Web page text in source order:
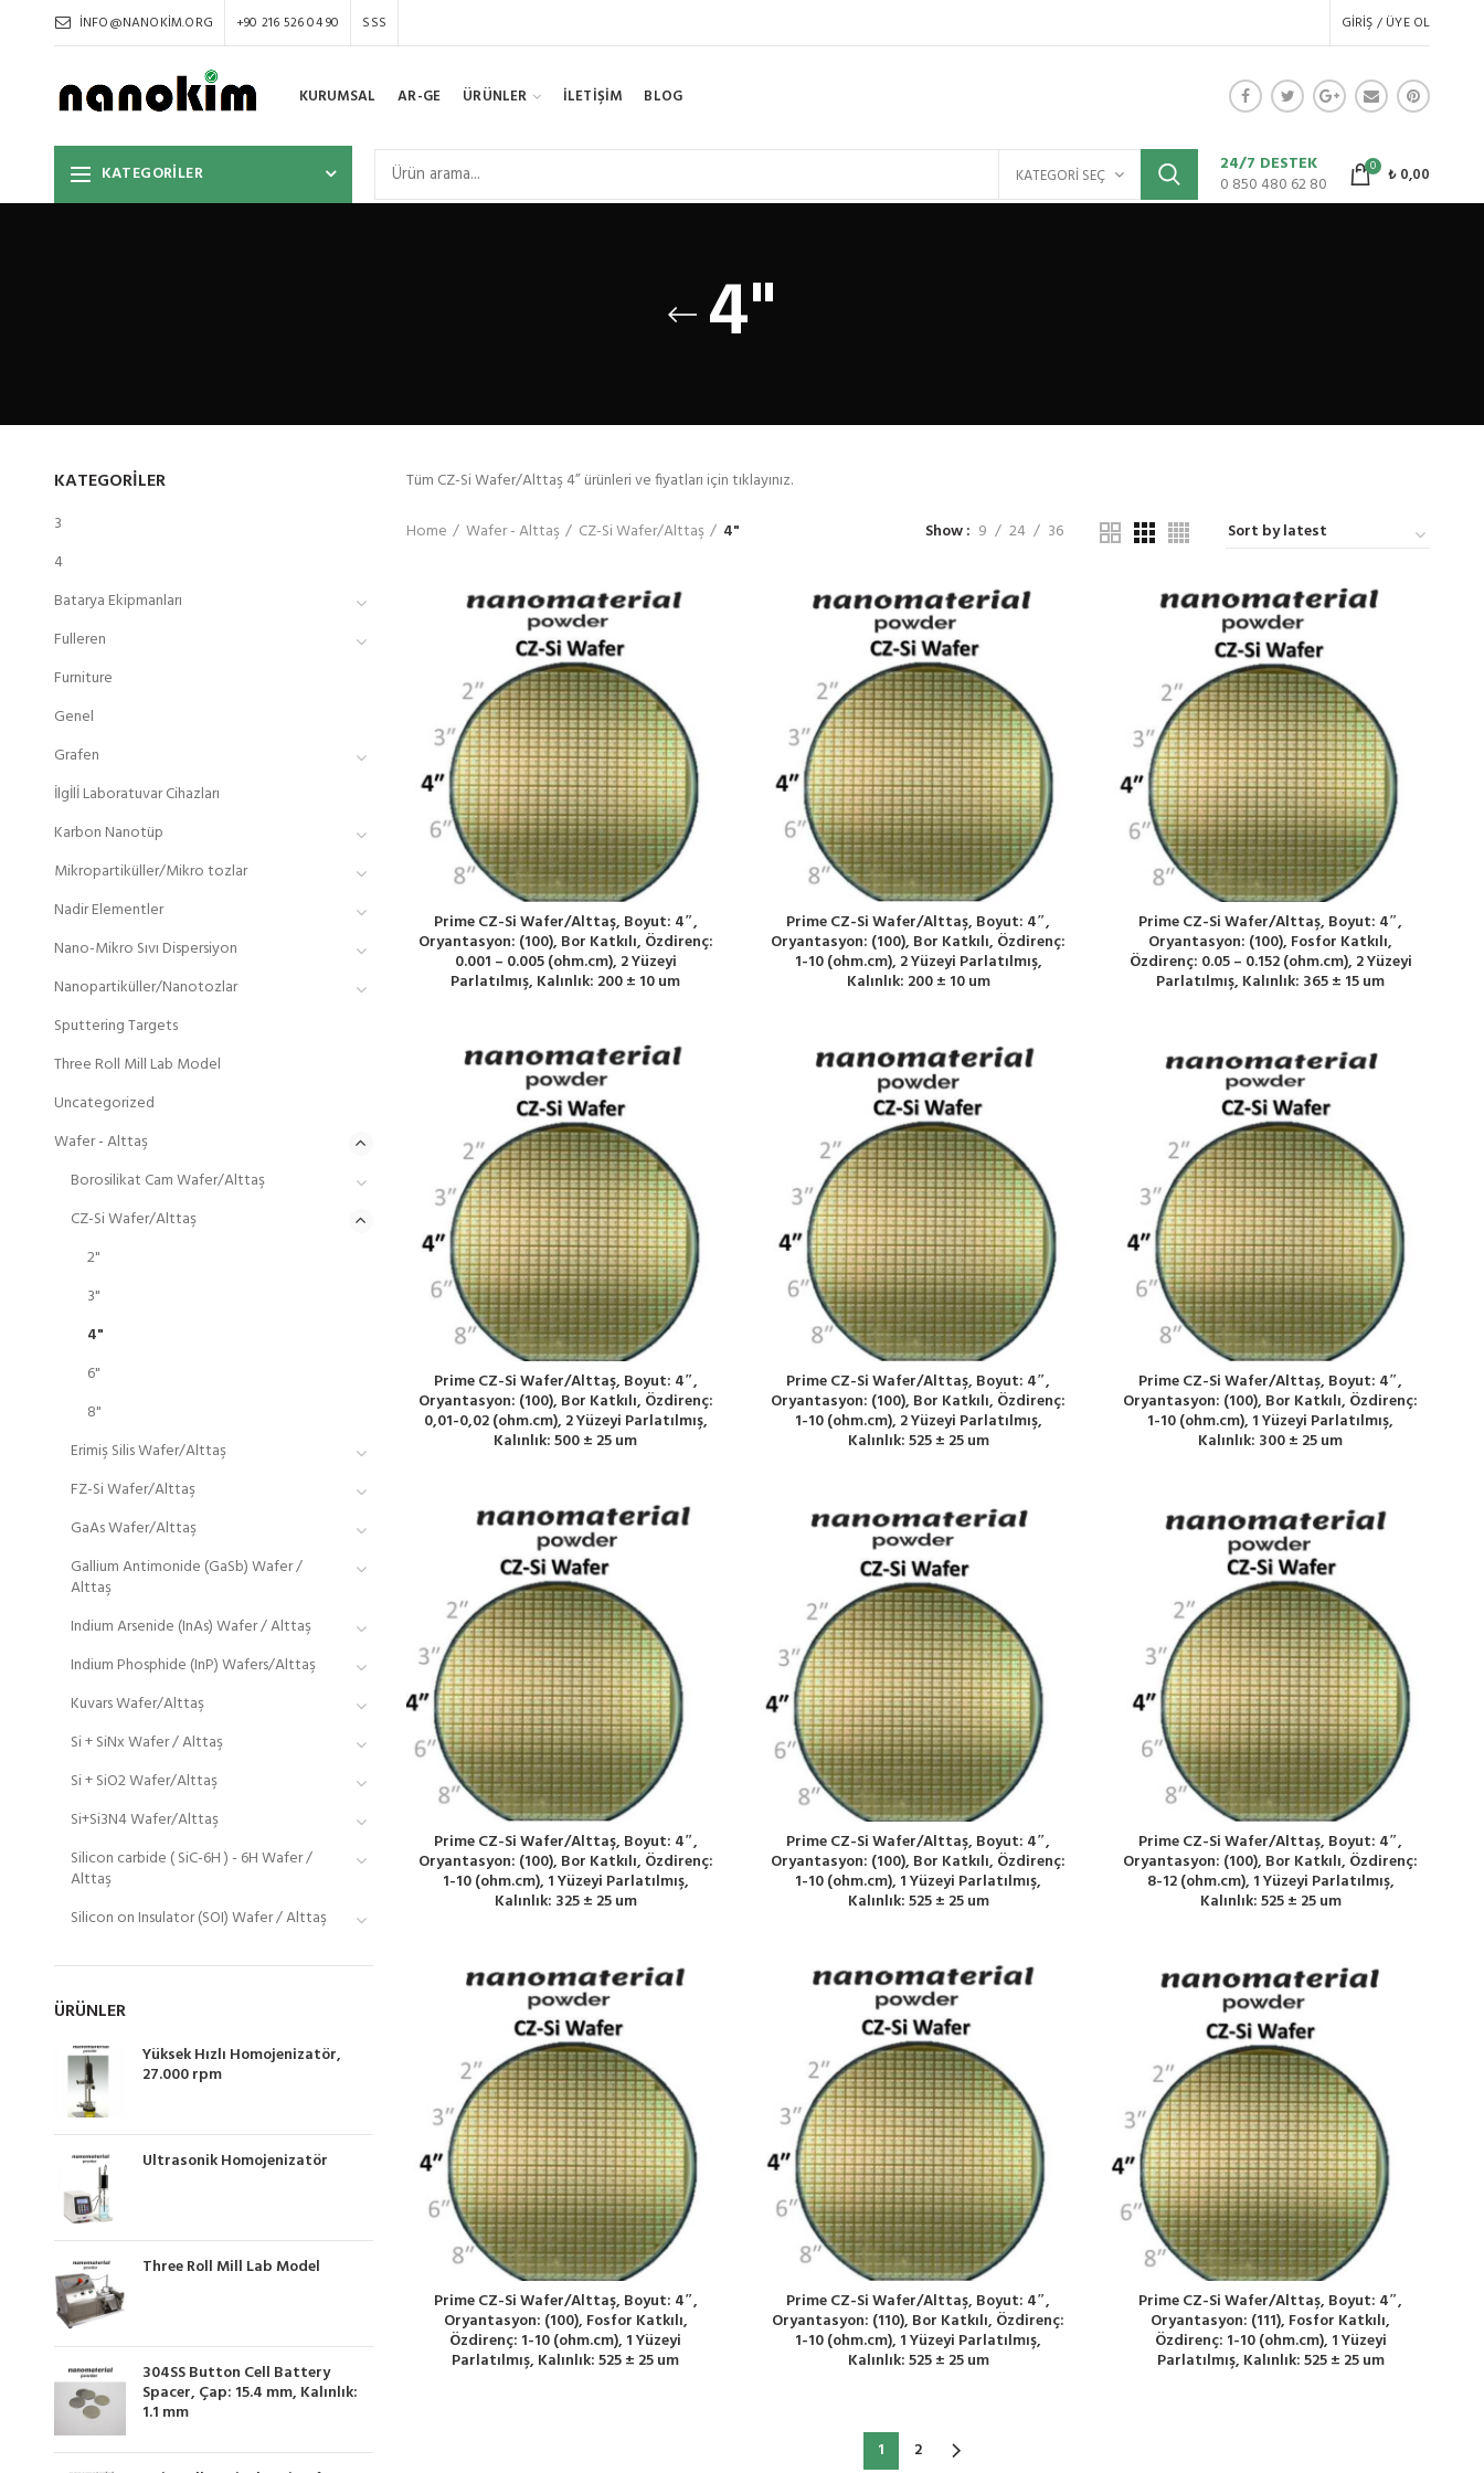
INFO@NANOKIM.ORG +90 216 526 04 90 SSS GIRIŞ / ÜYE OL
KURUMSAL AR-GE ÜRÜNLER İLETİŞİM BLOG
KATEGORİLER KATEGORI SEÇ
24/7 DESTEK
0 850 480 62 80
0 ₺0,00
4"
Tüm CZ-Si Wafer/Alttaş 4” ürünleri ve fiyatları için tıklayınız.
Home
Wafer - Alttaş CZ-Si Wafer/Alttaş 4" Show 9 24 36
Prime CZ-Si Wafer/Alttaş, Boyut: 4″,
Oryantasyon: (100), Bor Katkılı, Özdirenç:
0.001 – 0.005 (ohm.cm), 2 Yüzeyi
Parlatılmış, Kalınlık: 200 ± 10 um
Prime CZ-Si Wafer/Alttaş, Boyut: 4″,
Oryantasyon: (100), Bor Katkılı, Özdirenç:
1-10 (ohm.cm), 2 Yüzeyi Parlatılmış,
Kalınlık: 200 ± 10 um
Prime CZ-Si Wafer/Alttaş, Boyut: 4″,
Oryantasyon: (100), Fosfor Katkılı,
Özdirenç: 0.05 – 0.152 (ohm.cm), 2 Yüzeyi
Parlatılmış, Kalınlık: 365 ± 15 um
Prime CZ-Si Wafer/Alttaş, Boyut: 4″,
Oryantasyon: (100), Bor Katkılı, Özdirenç:
0,01-0,02 (ohm.cm), 2 Yüzeyi Parlatılmış,
Kalınlık: 500 ± 25 um
Prime CZ-Si Wafer/Alttaş, Boyut: 4″,
Oryantasyon: (100), Bor Katkılı, Özdirenç:
1-10 (ohm.cm), 2 Yüzeyi Parlatılmış,
Kalınlık: 525 ± 25 um
Prime CZ-Si Wafer/Alttaş, Boyut: 4″,
Oryantasyon: (100), Bor Katkılı, Özdirenç:
1-10 (ohm.cm), 1 Yüzeyi Parlatılmış,
Kalınlık: 300 ± 25 um
Prime CZ-Si Wafer/Alttaş, Boyut: 4″,
Oryantasyon: (100), Bor Katkılı, Özdirenç:
1-10 (ohm.cm), 1 Yüzeyi Parlatılmış,
Kalınlık: 325 ± 25 um
Prime CZ-Si Wafer/Alttaş, Boyut: 4″,
Oryantasyon: (100), Bor Katkılı, Özdirenç:
1-10 (ohm.cm), 1 Yüzeyi Parlatılmış,
Kalınlık: 525 ± 25 um
Prime CZ-Si Wafer/Alttaş, Boyut: 4″,
Oryantasyon: (100), Bor Katkılı, Özdirenç:
8-12 (ohm.cm), 1 Yüzeyi Parlatılmış,
Kalınlık: 525 ± 25 um
Prime CZ-Si Wafer/Alttaş, Boyut: 4″,
Oryantasyon: (100), Fosfor Katkılı,
Özdirenç: 1-10 (ohm.cm), 1 Yüzeyi
Parlatılmış, Kalınlık: 525 ± 25 um
Prime CZ-Si Wafer/Alttaş, Boyut: 4″,
Oryantasyon: (110), Bor Katkılı, Özdirenç:
1-10 (ohm.cm), 1 Yüzeyi Parlatılmış,
Kalınlık: 525 ± 25 um
Prime CZ-Si Wafer/Alttaş, Boyut: 4″,
Oryantasyon: (111), Fosfor Katkılı,
Özdirenç: 1-10 (ohm.cm), 1 Yüzeyi
Parlatılmış, Kalınlık: 525 ± 25 um
1 2
KATEGORILER
3
4
Batarya Ekipmanları
Fulleren
Furniture
Genel
Grafen
İlgİlİ Laboratuvar Cihazları
Karbon Nanotüp
Mikropartiküller/Mikro tozlar
Nadir Elementler
Nano-Mikro Sıvı Dispersiyon
Nanopartiküller/Nanotozlar
Sputtering Targets
Three Roll Mill Lab Model
Uncategorized
Wafer - Alttaş
Borosilikat Cam Wafer/Alttaş
CZ-Si Wafer/Alttaş
2"
3"
4"
6"
8"
Erimiş Silis Wafer/Alttaş
FZ-Si Wafer/Alttaş
GaAs Wafer/Alttaş
Gallium Antimonide (GaSb) Wafer /
Alttaş
Indium Arsenide (InAs) Wafer / Alttaş
Indium Phosphide (InP) Wafers/Alttaş
Kuvars Wafer/Alttaş
Si + SiNx Wafer / Alttaş
Si + SiO2 Wafer/Alttaş
Si+Si3N4 Wafer/Alttaş
Silicon carbide ( SiC-6H ) - 6H Wafer /
Alttaş
Silicon on Insulator (SOI) Wafer / Alttaş
ÜRÜNLER
Yüksek Hızlı Homojenizatör,
27.000 rpm
Ultrasonik Homojenizatör
Three Roll Mill Lab Model
304SS Button Cell Battery
Spacer, Çap: 15.4 mm, Kalınlık:
1.1 mm